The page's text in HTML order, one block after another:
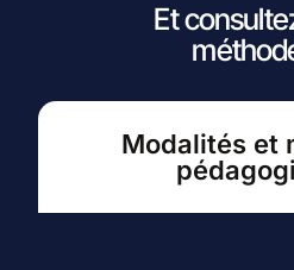
Et
Modalités et